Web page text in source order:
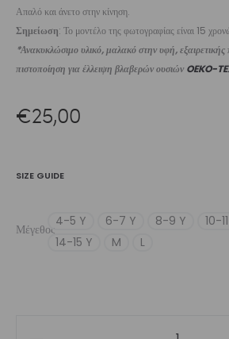
Απαλό και άνετο στην κίνηση.
Σημείωση: Το μοντέλο της φωτογραφίας είναι 15
*Ανακυκλώσιμο υλικό, μαλακό στην υφή, εξαιρετικής
πιστοποίηση για έλλειψη βλαβερών ουσιών OEKO-
€25,00
SIZE GUIDE
Μέγεθος
4-5 Y 6-7 Y 8-9 Y 10-
14-15 Y
M L